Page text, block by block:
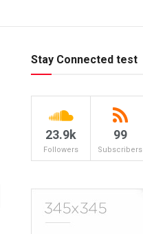
Stay Connected test
23.9k
Followers
99
Subscribers